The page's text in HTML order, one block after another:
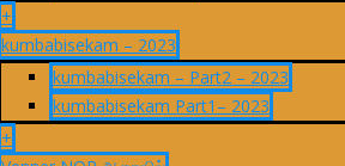
+
kumbabisekam – 2023
kumbabisekam – Part2 – 2023
kumbabisekam Part1– 2023
+